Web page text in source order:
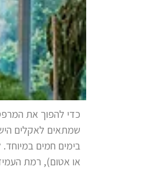
כדי להפוך את
שמתאים לאקלים
בימים חמים
או אטום), רמת